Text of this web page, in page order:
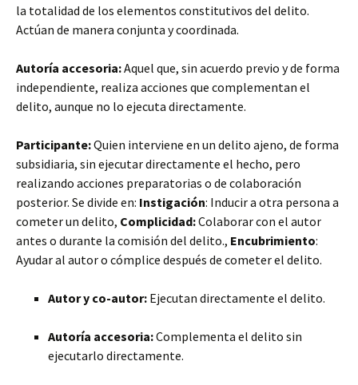
la totalidad de los elementos constitutivos del delito.
Actúan de manera conjunta y coordinada.
Autoría accesoria:Aquel que, sin acuerdo previo y de forma
independiente, realiza acciones que complementan el
delito, aunque no lo ejecuta directamente.
Participante:Quien interviene en un delito ajeno, de forma
subsidiaria, sin ejecutar directamente el hecho, pero
realizando acciones preparatorias o de colaboración
posterior. Se divide en: Instigación: Inducir a otra persona a
cometer un delito, Complicidad:Colaborar con el autor
antes o durante la comisión del delito., Encubrimiento:
Ayudar al autor o cómplice después de cometer el delito.
Autor y co-autor: Ejecutan directamente el delito.
Autoría accesoria:Complementa el delito sin
ejecutarlo directamente.